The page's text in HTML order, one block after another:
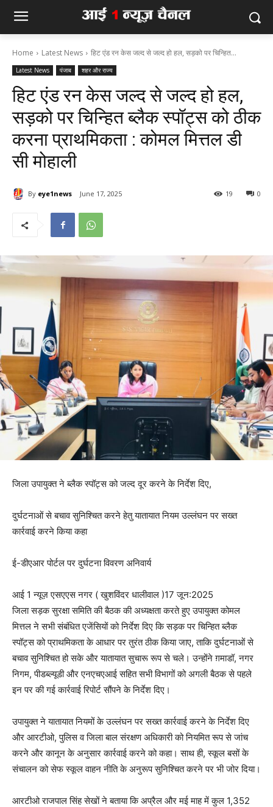
Home Latest News हिट एंड रन केस जल्द से जल्द हो हल, सड़को पर चिन्हित...
Latest News पंजाब शहर और राज्य
हिट एंड रन केस जल्द से जल्द हो हल,
सड़को पर चिन्हित ब्लैक स्पॉट्स को ठीक
करना प्राथमिकता : कोमल मित्तल डी
सी मोहाली
By eye1news June 17, 2025 0
19
जिला उपायुक्त ने ब्लैक स्पॉट्स को जल्द दूर करने के निर्देश दिए,
दुर्घटनाओं से बचाव सुनिश्चित करने हेतु यातायात नियम उल्लंघन पर सख्त
कार्रवाई करने किया कहा
ई-डीएआर पोर्टल पर दुर्घटना विवरण अनिवार्य
आई 1 न्यूज़ एसएएस नगर ( खुशविंदर धालीवाल )17 जून:2025
जिला सड़क सुरक्षा समिति की बैठक की अध्यक्षता करते हुए उपायुक्त कोमल
मित्तल ने सभी संबंधित एजेंसियों को निर्देश दिए कि सड़क पर चिन्हित ब्लैक
स्पॉट्स को प्राथमिकता के आधार पर तुरंत ठीक किया जाए, ताकि दुर्घटनाओं से
बचाव सुनिश्चित हो सके और यातायात सुचारू रूप से चले। उन्होंने ग़माडॉ, नगर
निगम, पीडब्ल्यूडी और एनएचएआई सहित सभी विभागों को अगली बैठक से पहले
इन पर की गई कार्रवाई रिपोर्ट सौंपने के निर्देश दिए।
उपायुक्त ने यातायात नियमों के उल्लंघन पर सख्त कार्रवाई करने के निर्देश दिए
और आरटीओ, पुलिस व जिला बाल संरक्षण अधिकारी को नियमित रूप से जांच
करने और कानून के अनुसार कार्रवाई करने को कहा। साथ ही, स्कूल बसों के
संचालन को सेफ स्कूल वाहन नीति के अनुरूप सुनिश्चित करने पर भी जोर दिया।
आरटीओ राजपाल सिंह सेखों ने बताया कि अप्रैल और मई माह में कुल 1,352